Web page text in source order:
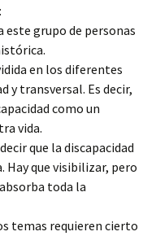
:
este grupo de personas
en los diferentes
y transversal. Es decir,
como un
vida.
que la discapacidad
Hay que visibilizar, pero
toda la
temas requieren cierto